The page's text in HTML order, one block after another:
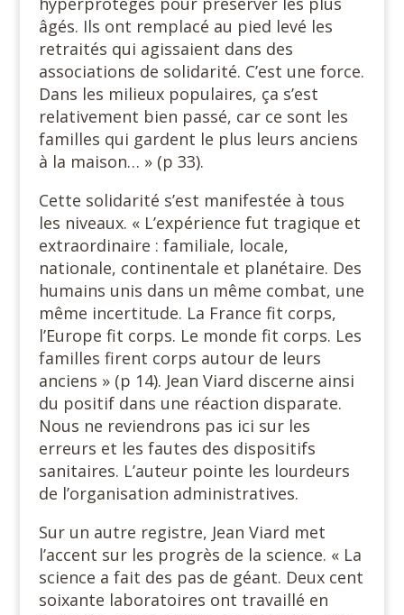
âgés. Ils ont remplacé au pied levé les
retraités qui agissaient dans des
associations de solidarité. C’est une force.
Dans les milieux populaires, ça s’est
relativement bien passé, car ce sont les
familles qui gardent le plus leurs anciens
à la maison… » (p 33).
Cette solidarité s’est manifestée à tous
les niveaux. « L’expérience fut tragique et
extraordinaire : familiale, locale,
nationale, continentale et planétaire. Des
humains unis dans un même combat, une
même incertitude. La France fit corps,
l’Europe fit corps. Le monde fit corps. Les
familles firent corps autour de leurs
anciens » (p 14). Jean Viard discerne ainsi
du positif dans une réaction disparate.
Nous ne reviendrons pas ici sur les
erreurs et les fautes des dispositifs
sanitaires. L’auteur pointe les lourdeurs
de l’organisation administratives.
Sur un autre registre, Jean Viard met
l’accent sur les progrès de la science. « La
science a fait des pas de géant. Deux cent
soixante laboratoires ont travaillé en